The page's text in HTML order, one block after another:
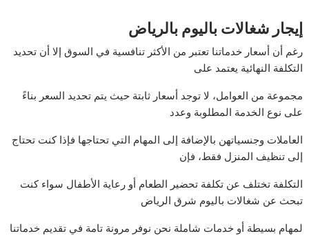
إيجار شغالات باليوم بالرياض
رغم أن أسعار خدماتنا تعتبر من الأكثر تنافسية في السوق إلا أن تحديد
التكلفة النهائية يعتمد على
مجموعة من العوامل، لا توجد أسعار ثابتة حيث يتم تحديد السعر بناءً
على نوع الخدمة المطلوبة وعدد
العاملات وجنسياتهن بالإضافة إلى المهام التي تحتاجها فإذا كنت تحتاج
إلى تنظيف المنزل فقط، فإن
التكلفة تختلف عن تكلفة تحضير الطعام أو رعاية الأطفال سواء كنت
تبحث عن شغالات باليوم شرق الرياض
لمهام بسيطة أو خدمات شاملة نحن نوفر مرونة تامة في تقديم خدماتنا